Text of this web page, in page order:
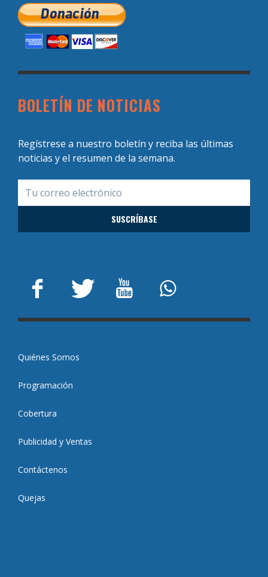
BOLETÍN DE NOTICIAS
Regístrese a nuestro boletín y reciba las últimas
noticias y el resumen de la semana.
Quiénes Somos
Programación
Cobertura
Publicidad y Ventas
Contáctenos
Quejas